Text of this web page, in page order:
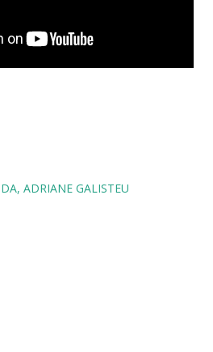
ADRIANE GALISTEU